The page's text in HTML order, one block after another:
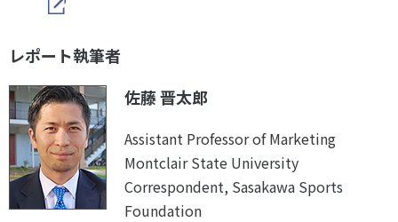
レポート執筆者
佐藤 晋太郎
Assistant Professor of Marketing
Montclair State University
Correspondent, Sasakawa Sports
Foundation